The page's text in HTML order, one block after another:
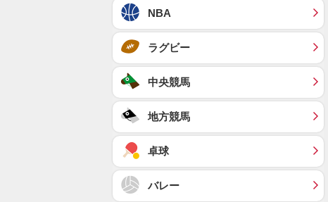
NBA
ラグビー
中央競馬
地方競馬
卓球
バレー